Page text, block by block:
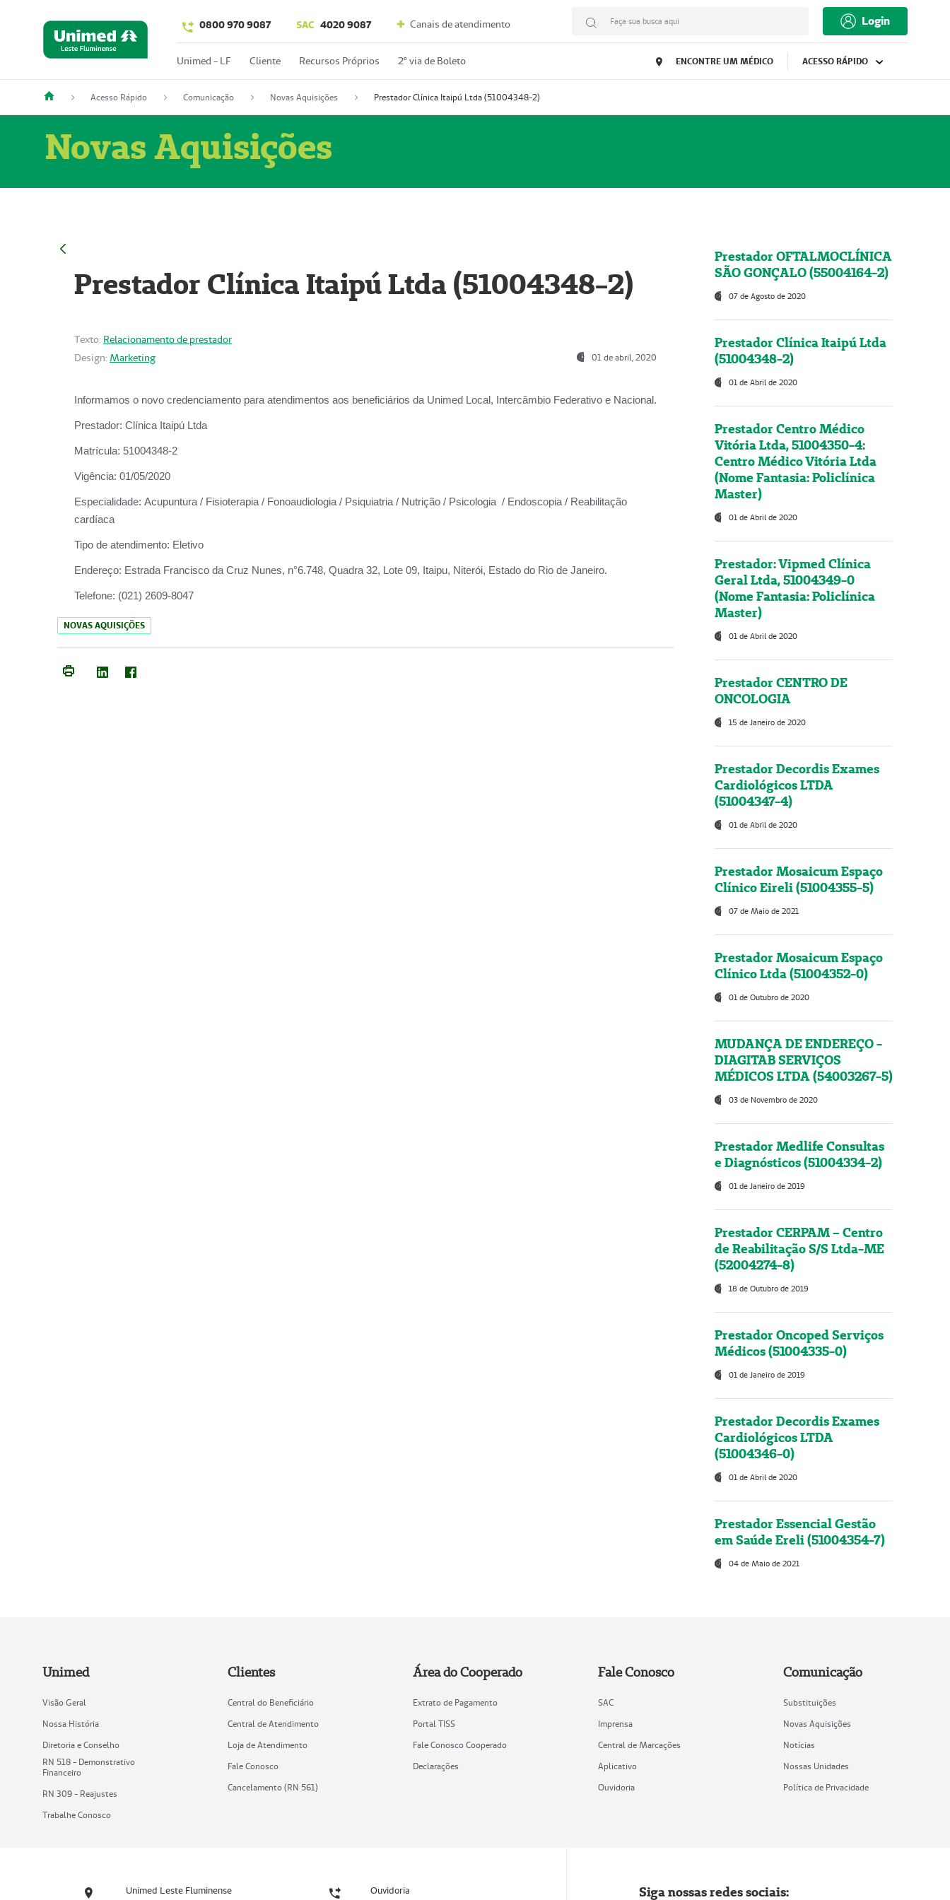
0800 970 9087 SAC 4020 9087 Canais de atendimento Faça sua busca aqui Login
Unimed - LF Cliente Recursos Próprios 2º via de Boleto ENCONTRE UM MÉDICO ACESSO RÁPIDO
Acesso Rápido Comunicação Novas Aquisições Prestador Clínica Itaipú Ltda (51004348-2)
Novas Aquisições
Prestador Clínica Itaipú Ltda (51004348-2)
Texto: Relacionamento de prestador
Design: Marketing 01 de abril, 2020
Informamos o novo credenciamento para atendimentos aos beneficiários da Unimed Local, Intercâmbio Federativo e Nacional.
Prestador: Clínica Itaipú Ltda
Matrícula: 51004348-2
Vigência: 01/05/2020
Especialidade: Acupuntura / Fisioterapia / Fonoaudiologia / Psiquiatria / Nutrição / Psicologia / Endoscopia / Reabilitação
cardíaca
Tipo de atendimento: Eletivo
Endereço: Estrada Francisco da Cruz Nunes, n°6.748, Quadra 32, Lote 09, Itaipu, Niterói, Estado do Rio de Janeiro.
Telefone: (021) 2609-8047
NOVAS AQUISIÇÕES
Prestador OFTALMOCLÍNICA
SÃO GONÇALO (55004164-2)
07 de Agosto de 2020
Prestador Clínica Itaipú Ltda
(51004348-2)
01 de Abril de 2020
Prestador Centro Médico
Vitória Ltda, 51004350-4:
Centro Médico Vitória Ltda
(Nome Fantasia: Policlínica
Master)
01 de Abril de 2020
Prestador: Vipmed Clínica
Geral Ltda, 51004349-0
(Nome Fantasia: Policlínica
Master)
01 de Abril de 2020
Prestador CENTRO DE
ONCOLOGIA
15 de Janeiro de 2020
Prestador Decordis Exames
Cardiológicos LTDA
(51004347-4)
01 de Abril de 2020
Prestador Mosaicum Espaço
Clínico Eireli (51004355-5)
07 de Maio de 2021
Prestador Mosaicum Espaço
Clínico Ltda (51004352-0)
01 de Outubro de 2020
MUDANÇA DE ENDEREÇO -
DIAGITAB SERVIÇOS
MÉDICOS LTDA (54003267-5)
03 de Novembro de 2020
Prestador Medlife Consultas
e Diagnósticos (51004334-2)
01 de Janeiro de 2019
Prestador CERPAM – Centro
de Reabilitação S/S Ltda-ME
(52004274-8)
18 de Outubro de 2019
Prestador Oncoped Serviços
Médicos (51004335-0)
01 de Janeiro de 2019
Prestador Decordis Exames
Cardiológicos LTDA
(51004346-0)
01 de Abril de 2020
Prestador Essencial Gestão
em Saúde Ereli (51004354-7)
04 de Maio de 2021
Unimed
Visão Geral
Nossa História
Diretoria e Conselho
RN 518 - Demonstrativo
Financeiro
RN 309 - Reajustes
Trabalhe Conosco
Clientes
Central do Beneficiário
Central de Atendimento
Loja de Atendimento
Fale Conosco
Cancelamento (RN 561)
Área do Cooperado
Extrato de Pagamento
Portal TISS
Fale Conosco Cooperado
Declarações
Fale Conosco
SAC
Imprensa
Central de Marcações
Aplicativo
Ouvidoria
Comunicação
Substituições
Novas Aquisições
Notícias
Nossas Unidades
Política de Privacidade
Unimed Leste Fluminense Ouvidoria Siga nossas redes sociais: